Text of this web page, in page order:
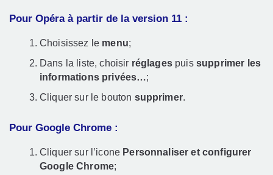
Pour Opéra à partir de la version 11 :
Choisissez le menu;
Dans la liste, choisir réglagespuis supprimer les
informations privées…;
Cliquer sur le bouton supprimer.
Pour Google Chrome :
Cliquer sur l’icone Personnaliser et configurer
Google Chrome;